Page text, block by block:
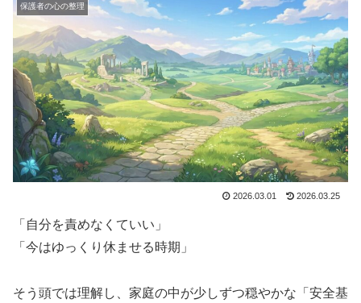
保護者の心の整理
2026.03.01 2026.03.25
「自分を責めなくていい」
「今はゆっくり休ませる時期」
そう頭では理解し、家庭の中が少しずつ穏やかな「安全基